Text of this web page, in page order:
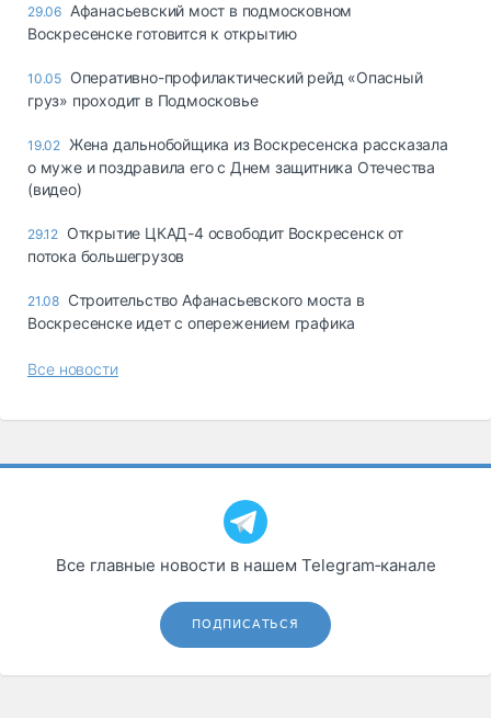
запчасти, шины
Топливо, масла и
29.06 Афанасьевский мост в подмосковном
Воскресенске готовится к открытию
10.05 Оперативно-профилактический рейд «Опасный
груз» проходит в Подмосковье
19.02 Жена дальнобойщика из Воскресенска рассказала
о муже и поздравила его с Днем защитника Отечества
(видео)
29.12 Открытие ЦКАД-4 освободит Воскресенск от
потока большегрузов
21.08 Строительство Афанасьевского моста в
Воскресенске идет с опережением графика
Все новости
Все главные новости в нашем Telegram‑канале
ПОДПИСАТЬСЯ